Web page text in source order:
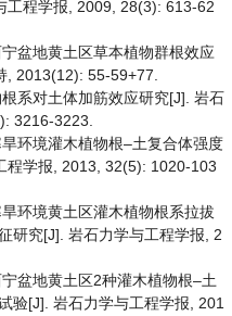
工程学报, 2009, 28(3): 613-62
盆地黄土区草本植物群根效应
, 2013(12): 55-59+77.
系对土体加筋效应研究[J]. 岩石
3216-3223.
环境灌木植物根–土复合体强度
程学报, 2013, 32(5): 1020-103
环境黄土区灌木植物根系拉拔
研究[J]. 岩石力学与工程学报, 2
盆地黄土区2种灌木植物根–土
验[J]. 岩石力学与工程学报, 201